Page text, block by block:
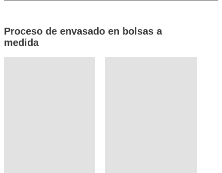
Proceso de envasado en bolsas a
medida